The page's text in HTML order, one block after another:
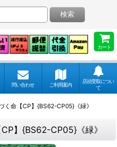
カート
検索
問い合わせ ご利用案内
店頭受取につい
て
く命【CP】{BS62-CP05}《緑》
】{BS62-CP05}《緑》